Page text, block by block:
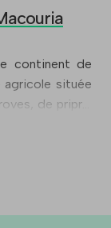
continent de
agricole située
de pripris
719 en 2015.